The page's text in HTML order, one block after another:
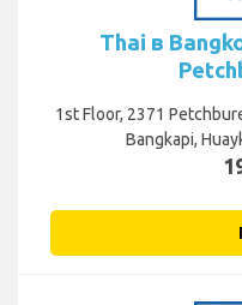
Thai в
1st Floor, 2371
Bangkapi,